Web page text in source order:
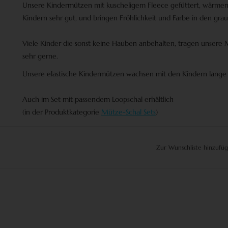
Unsere Kindermützen mit kuscheligem Fleece gefüttert,
Kindern sehr gut, und bringen Fröhlichkeit und Farbe in den
Viele Kinder die sonst keine Hauben anbehalten, tragen
sehr gerne.
Unsere elastische Kindermützen wachsen mit den Kindern
Auch im Set mit passendem Loopschal erhältlich
(in der Produktkategorie Mütze-Schal Sets)
Zur Wunschliste